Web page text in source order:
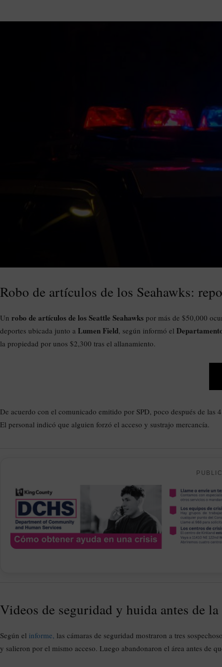
Robo de artículos de los Seahawks:
Un robo de artículos de los Seattle Seahawks por más de $50,000
deportes ubicada junto a Lumen Field, según informó el
la propiedad por unos $2,300 tras el allanamiento.
De acuerdo con el comunicado emitido por SPD, poco después de las
El personal indicó que alguien forzó el acceso y sustrajo mercancía.
Videos de seguridad y huida antes de
Según el informe, las cámaras de seguridad mostraron a tres
y salieron por el mismo acceso. Luego abandonaron el área antes de